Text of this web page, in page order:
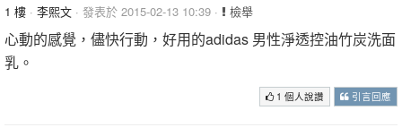
1 樓 · 李熙文 · 發表於 2015-02-13 10:39 · 檢舉
心動的感覺，儘快行動，好用的adidas 男性淨透控油竹炭洗面
乳。
1 個人說讚 引言回應